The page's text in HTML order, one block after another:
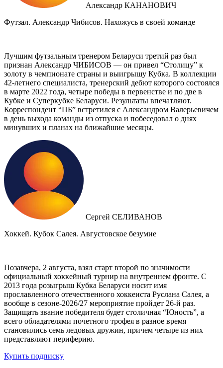
Александр КАНАНОВИЧ
Футзал. Александр Чибисов. Нахожусь в своей команде
Лучшим футзальным тренером Беларуси третий раз был
признан Александр ЧИБИСОВ — он привел “Столицу” к
золоту в чемпионате страны и выигрышу Кубка. В коллекции
42-летнего специалиста, тренерский дебют которого состоялся
в марте 2022 года, четыре победы в первенстве и по две в
Кубке и Суперкубке Беларуси. Результаты впечатляют.
Корреспондент “ПБ” встретился с Александром Валерьевичем
в день выхода команды из отпуска и побеседовал о днях
минувших и планах на ближайшие месяцы.
Сергей СЕЛИВАНОВ
Хоккей. Кубок Салея. Августовское безумие
Позавчера, 2 августа, взял старт второй по значимости
официальный хоккейный турнир на внутреннем фронте. C
2013 года розыгрыш Кубка Беларуси носит имя
прославленного отечественного хоккеиста Руслана Салея, а
вообще в сезоне-2026/27 мероприятие пройдет 26-й раз.
Защищать звание победителя будет столичная “Юность”, а
всего обладателями почетного трофея в разное время
становились семь ледовых дружин, причем четыре из них
представляют периферию.
Купить подписку